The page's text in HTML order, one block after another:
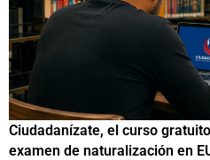
Si eres residente ingresa a
de preparación para el